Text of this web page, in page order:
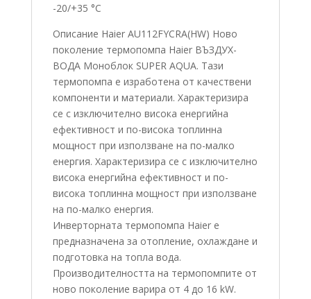
-20/+35 °C
Описание Haier AU112FYCRA(HW) Ново
поколение термопомпа Haier ВЪЗДУХ-
ВОДА Моноблок SUPER AQUA. Тази
термопомпа е изработена от качествени
компоненти и материали. Характеризира
се с изключително висока енергийна
ефективност и по-висока топлинна
мощност при използване на по-малко
енергия. Характеризира се с изключително
висока енергийна ефективност и по-
висока топлинна мощност при използване
на по-малко енергия.
Инверторната термопомпа Haier е
предназначена за отопление, охлаждане и
подготовка на топла вода.
Производителността на термопомпите от
ново поколение варира от 4 до 16 kW.